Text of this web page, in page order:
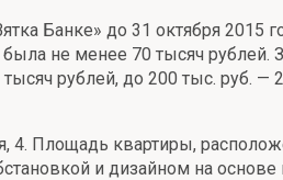
Банке» до 31 октября
не менее 70 тысяч
рублей, до 200 тыс. руб.
Площадь квартиры,
и дизайном на